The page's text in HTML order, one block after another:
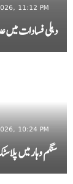
11:12 PM
دہلی فسادات میں
10:24 PM
سنگم وہار میں